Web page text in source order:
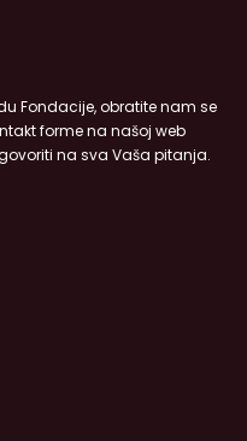
Fondacije, obratite nam se
forme na našoj web
na sva Vaša pitanja.